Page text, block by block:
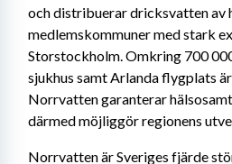
och distribuerar dricksvatten av
medlemskommuner med stark
Storstockholm. Omkring 700
sjukhus samt Arlanda flygplats
Norrvatten garanterar
därmed möjliggör regionens
Norrvatten är Sveriges fjärde